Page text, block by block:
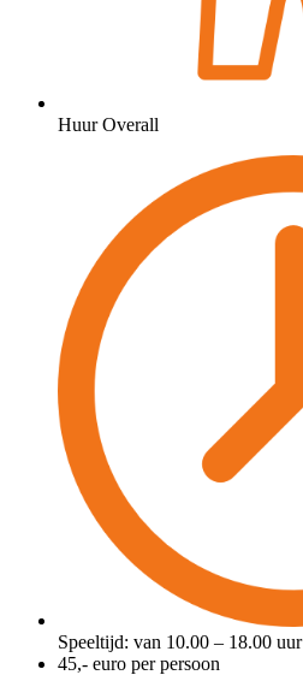
Huur Overall
Speeltijd: van 10.00 – 18.00 uur
45,- euro per persoon